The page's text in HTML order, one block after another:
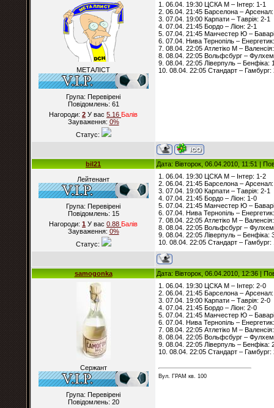
МЕТАЛІСТ
Група: Перевірені
Повідомлень: 61
Нагороди: 2 У вас 5.16 Балiв
Зауваження: 0%
Статус:
1. 06.04. 19:30 ЦСКА М – Інтер: 1-1
2. 06.04. 21:45 Барселона –
3. 07.04. 19:00 Карпати – Таврія: 2-1
4. 07.04. 21:45 Бордо – Ліон: 2-1
5. 07.04. 21:45 Манчестер Ю –
6. 07.04. Нива Тернопіль –
7. 08.04. 22:05 Атлетіко М –
8. 08.04. 22:05 Вольфсбург –
9. 08.04. 22:05 Ліверпуль – Бенфіка:
10. 08.04. 22:05 Стандарт – Гамбург:
bil21 Дата: Вівторок, 06.04.2010, 11:51 |
Лейтенант
Група: Перевірені
Повідомлень: 15
Нагороди: 1 У вас 0.88 Балiв
Зауваження: 0%
Статус:
1. 06.04. 19:30 ЦСКА М – Інтер: 1-2
2. 06.04. 21:45 Барселона –
3. 07.04. 19:00 Карпати – Таврія: 2-1
4. 07.04. 21:45 Бордо – Ліон: 1-0
5. 07.04. 21:45 Манчестер Ю –
6. 07.04. Нива Тернопіль –
7. 08.04. 22:05 Атлетіко М –
8. 08.04. 22:05 Вольфсбург –
9. 08.04. 22:05 Ліверпуль – Бенфіка:
10. 08.04. 22:05 Стандарт – Гамбург:
samogonka Дата: Вівторок, 06.04.2010, 12:36 |
Сержант
Група: Перевірені
Повідомлень: 20
1. 06.04. 19:30 ЦСКА М – Інтер: 2-0
2. 06.04. 21:45 Барселона –
3. 07.04. 19:00 Карпати – Таврія: 2-0
4. 07.04. 21:45 Бордо – Ліон: 2-0
5. 07.04. 21:45 Манчестер Ю –
6. 07.04. Нива Тернопіль –
7. 08.04. 22:05 Атлетіко М –
8. 08.04. 22:05 Вольфсбург –
9. 08.04. 22:05 Ліверпуль – Бенфіка:
10. 08.04. 22:05 Стандарт – Гамбург:
Вул. ГРАМ кв. 100